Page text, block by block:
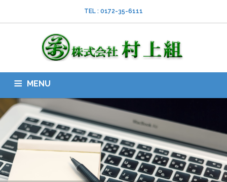
TEL : 0172-35-6111
MENU
HOME 会社案内 ISO 業務内容
スタッフブログ お問い合わせ ダウンロード